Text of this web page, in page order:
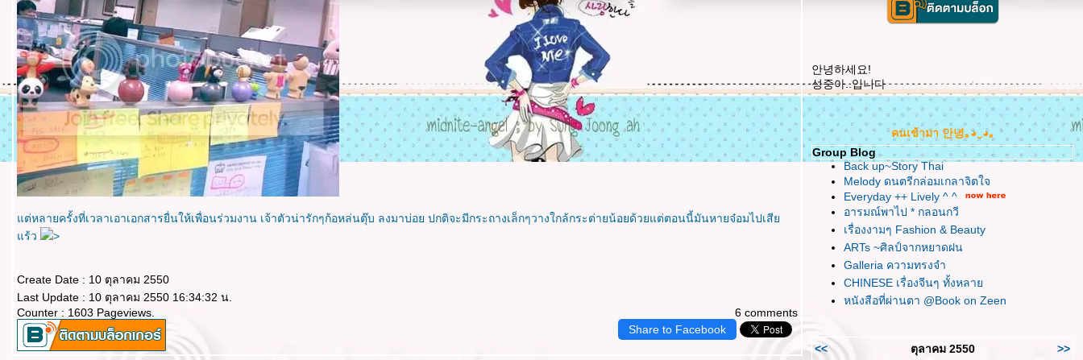
ต่หลายครั้งที่เวลาเอาเอกสารยื่นให้เพื่อนร่วมงาน เจ้าตัวน่ารักๆก้อหล่นตุ๊บ ลงมาบ่อย ปกติจะมีกระถางเล็กๆวางใกล้กระต่ายน้อยด้วยแต่ตอนนี้มันหายจ๋อมไปเสี
ร้ว
>
Create Date : 10 ตุลาคม 2550
Last Update : 10 ตุลาคม 2550 16:34:32 น.
6 comments
Counter : 1603 Pageviews.
Share to Facebook
안녕하세요!
성중아..입니다
คนเข้ามา 안녕｡◕‿◕｡
Group Blog
Back up~Story Thai
Melody ดนตรีกล่อมเกลาจิตใจ
Everyday ++ Lively ^ ^
อารมณ์พาไป * กลอนกวี
เรื่องงามๆ Fashion & Beauty
ARTs ~ศิลป์จากหยาดฝน
Galleria ความทรงจำ
CHINESE เรื่องจีนๆ ทั้งหลา
หนังสือที่ผ่านตา @Book on Zeen
<< ตุลาคม 2550 >>